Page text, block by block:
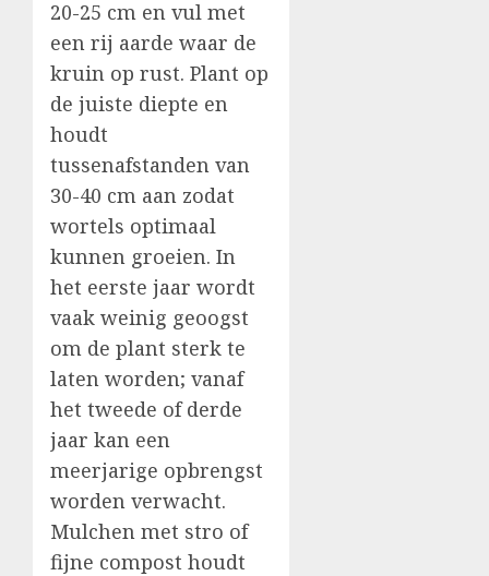
20-25 cm en vul met
een rij aarde waar de
kruin op rust. Plant op
de juiste diepte en
houdt
tussenafstanden van
30-40 cm aan zodat
wortels optimaal
kunnen groeien. In
het eerste jaar wordt
vaak weinig geoogst
om de plant sterk te
laten worden; vanaf
het tweede of derde
jaar kan een
meerjarige opbrengst
worden verwacht.
Mulchen met stro of
fijne compost houdt